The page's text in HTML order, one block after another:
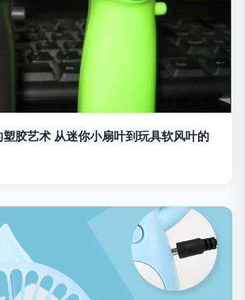
胶艺术 从迷你小扇叶到玩具软风叶的